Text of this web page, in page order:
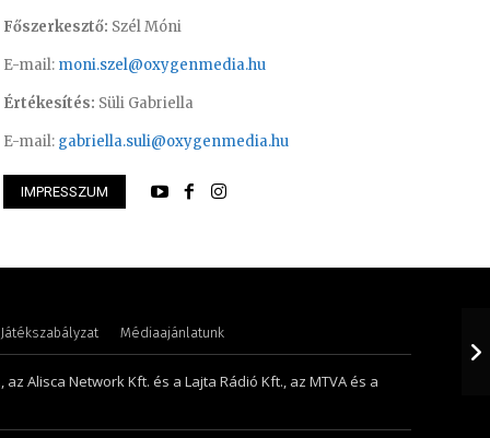
Mária – értékesítési vezető
Főszerkesztő: Szél Móni
E-mail: moni.szel@oxygenmedia.hu
Értékesítés: Süli Gabriella
E-mail: gabriella.suli@oxygenmedia.hu
IMPRESSZUM
Játékszabályzat Médiaajánlatunk
Alisca Network Kft. és a Lajta Rádió Kft., az MTVA és a